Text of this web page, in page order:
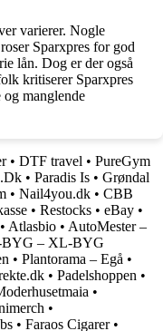
varierer. Nogle
Sparxpres for god
lån. Dog er der også
kritiserer Sparxpres
manglende
• DTF travel • PureGym
• Paradis Is • Grøndal
• Nail4you.dk • CBB
• Restocks • eBay •
• Atlasbio • AutoMester –
– XL-BYG
• Plantorama – Egå •
• Padelshoppen •
•
•
• Faraos Cigarer•